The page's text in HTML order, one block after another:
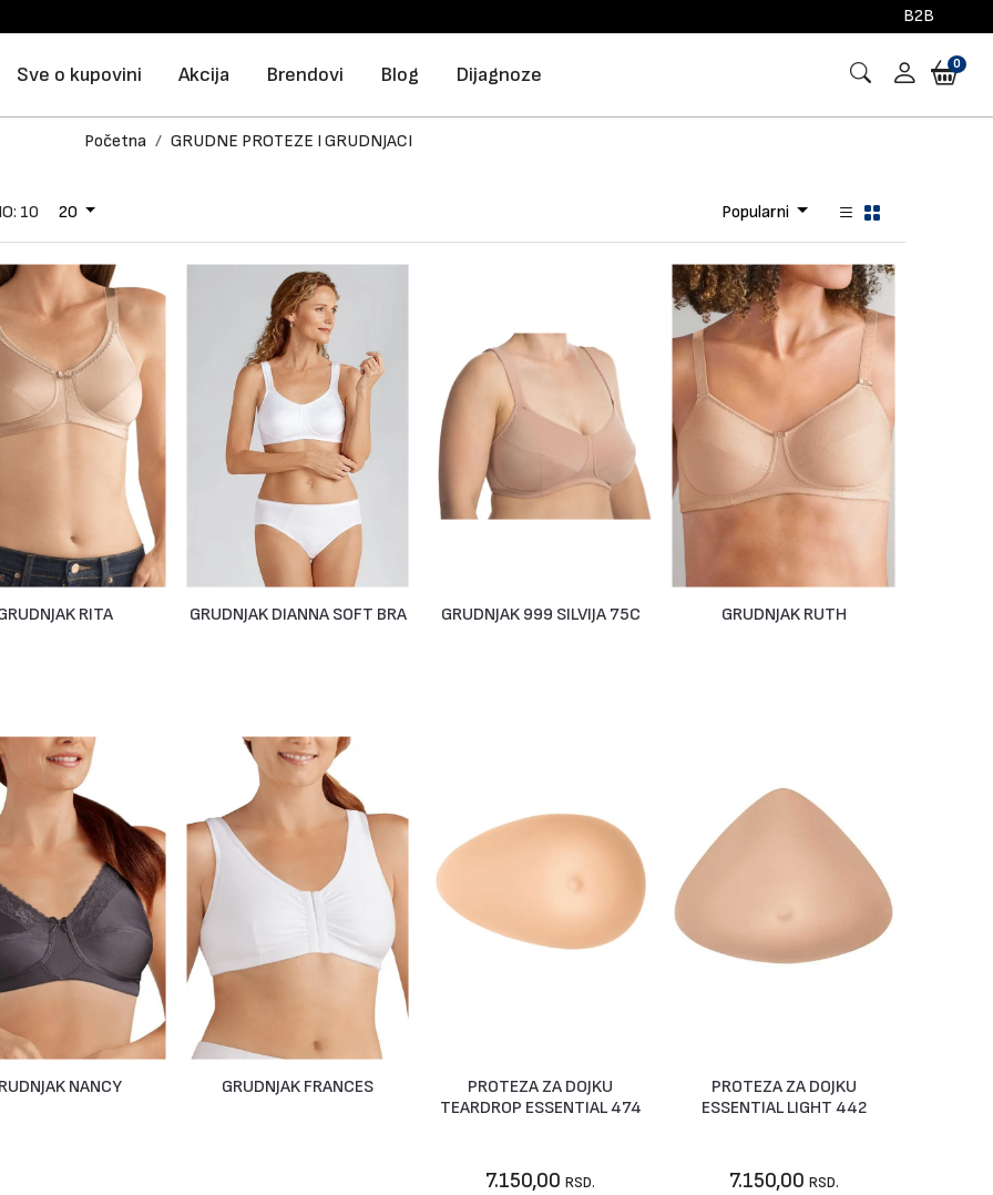
B2B
Sve o kupovini Akcija Brendovi Blog Dijagnoze 0
Početna GRUDNE PROTEZE I GRUDNJACI
10 20 Popularni
Na Upit
RITA GRUDNJAK DIANNA SOFT BRA
Na Upit
GRUDNJAK 999 SILVIJA 75C GRUDNJAK RUTH
NANCY GRUDNJAK FRANCES
Vidi artikal
PROTEZA ZA DOJKU
TEARDROP ESSENTIAL 474
7.150,00RSD.
Vidi artikal
PROTEZA ZA DOJKU
ESSENTIAL LIGHT 442
7.150,00 RSD.